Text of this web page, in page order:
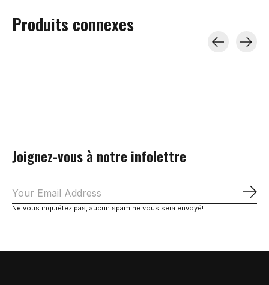
Produits connexes
Joignez-vous à notre infolettre
Ne vous inquiétez pas, aucun spam ne vous sera envoyé!